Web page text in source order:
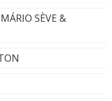
SÈVE &